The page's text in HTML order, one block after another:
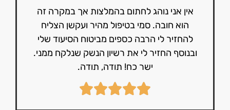
אין אני נוהג לחתום בהמלצות אך במקרה זה
הוא חובה. סמי בטיפול מהיר ועקשן הצליח
להחזיר לי הרבה כספים מביטוח הסיעוד שלי
ובנוסף החזיר לי את רשיון הנשק שנלקח ממני.
ישר כח! תודה, תודה.